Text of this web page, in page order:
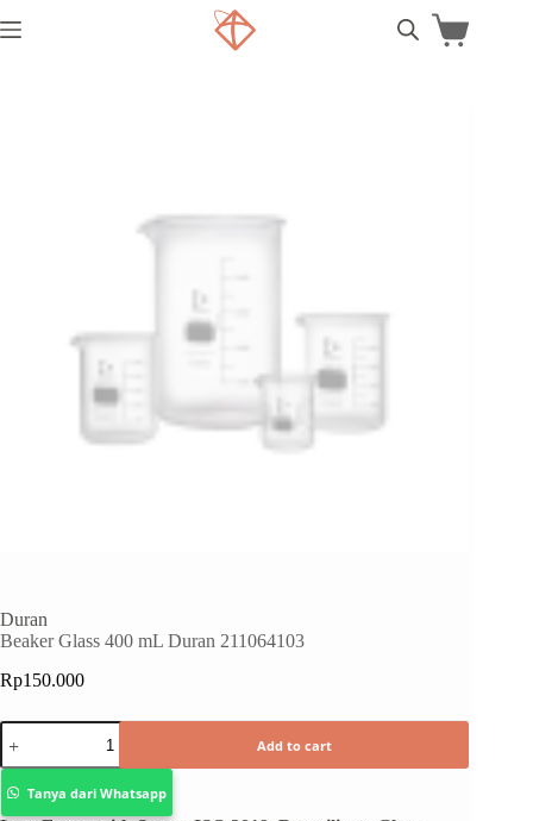
Duran
Beaker Glass 400 mL Duran 211064103
Rp150.000
Add to cart
Tanya dari Whatsapp